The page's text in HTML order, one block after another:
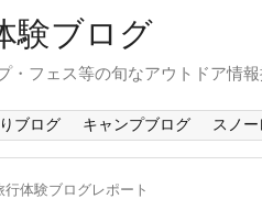
験ブログ
・フェス等の旬なアウトドア情報
ブログ キャンプブログ スノ
行体験ブログレポート